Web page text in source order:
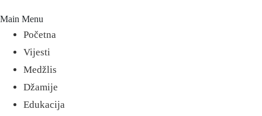
Main Menu
Početna
Vijesti
Medžlis
Džamije
Edukacija